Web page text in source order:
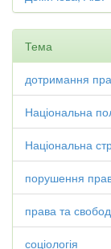
Тема
дотримання
Національна
Національна
порушення
права та
соціологія